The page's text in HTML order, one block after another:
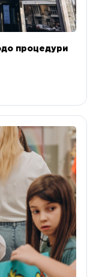
процедури